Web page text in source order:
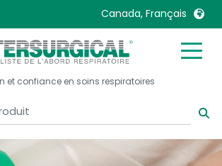
Canada, Français
United Kingdom
United States
Australia
Belgique, Français
Italia
Malaysia
et confiance en soins respiratoires